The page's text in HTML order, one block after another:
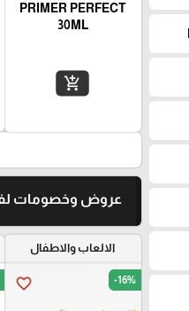
PRIMER PERFECT
30ML
add_shopping_cart
عروض وخصومات
الالعاب والاطفال
favorite_border -16%